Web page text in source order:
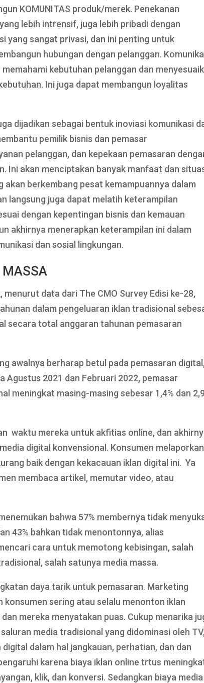
KOMUNITAS produk/merek. Penekanan
lebih intrensif, juga lebih pribadi dengan
yang sangat privasi, dan ini penting untuk
hubungan dengan pelanggan.
kebutuhan pelanggan dan
Ini juga dapat membangun loyalitas
dijadikan sebagai bentuk inoviasi komunikasi
pemilik bisnis dan pemasar
pelanggan, dan kepekaan pemasaran
Ini akan menciptakan banyak manfaat dan
berkembang pesat kemampuannya dalam
langsung juga dapat melatih keterampilan
dengan kepentingan bisnis dan kemauan
akhirnya menerapkan keterampilan ini dalam
dan sosial lingkungan.
data dari The CMO Survey Edisi ke-28,
dalam pengeluaran iklan tradisional
secara total anggaran tahunan pemasaran
awalnya berharap betul pada pemasaran digital,
Agustus 2021 dan Februari 2022, pemasar
meningkat masing-masing sebesar 1,4% dan
waktu mereka untuk akfitias online, dan
digital konvensional. Konsumen melaporkan
baik dengan kekacauan iklan digital ini. Ya
membaca artikel, memutar video, atau
bahwa 57% membernya tidak
43% bahkan tidak menontonnya, alias
cara untuk memotong kebisingan, salah
salah satunya media massa.
daya tarik untuk pemasaran. Marketing
konsumen sering atau selalu menonton iklan
mereka menyatakan puas. Cukup menarika
media tradisional yang didominasi oleh TV,
dalam hal jangkauan, perhatian, dan dan
karena biaya iklan online trtus
klik, dan konversi. Sedangkan biaya media